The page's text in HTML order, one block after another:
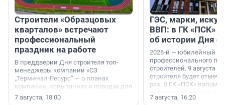
Строители «Образцовых
кварталов» встречают
профессиональный
праздник на работе
В преддверии Дня строителя топ-
менеджеры компании «СЗ
„Терминал-Ресурс“ — о планах
компании, испытаниях и поводах для
осторожного оптимизма.
7 августа, 18:00
ГЭС, марки,
ВВП: в ГК «ПСК»
об истории Дня
2026-й — юбилейный
профессионального
строителей. 9 августа
строителя будет
раз. В ГК «ПСК»
поменялась роль
7 августа, 16:20